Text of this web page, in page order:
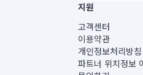
지원
고객센터
이용약관
개인정보처리방침
파트너 위치정보